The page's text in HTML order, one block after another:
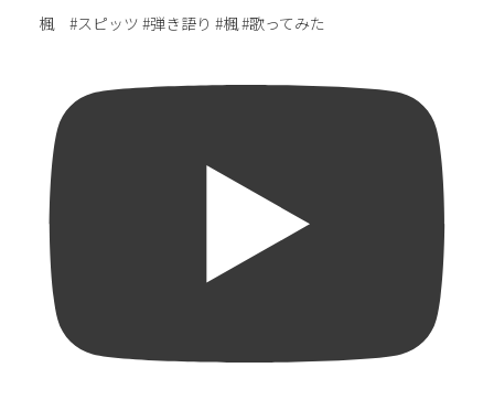
楓 #スピッツ #弾き語り #楓 #歌ってみた